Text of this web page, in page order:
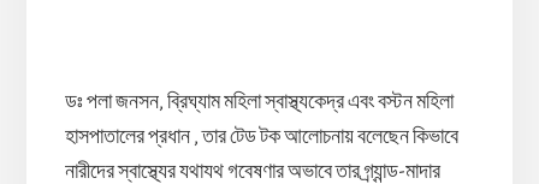
ডঃ পলা জনসন, ব্রিঘ্যাম মহিলা স্বাস্থ্যকেদ্র এবং বস্টন মহিলা
হাসপাতালের প্রধান , তার টেড টক আলোচনায় বলেছেন কিভাবে
নারীদের স্বাস্থ্যের যথাযথ গবেষণার অভাবে তার গ্র্যান্ড-মাদার